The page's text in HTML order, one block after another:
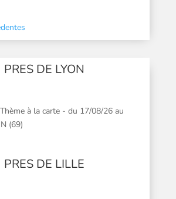
PRES DE LYON
à la carte - du 17/08/26 au
(69)
PRES DE LILLE